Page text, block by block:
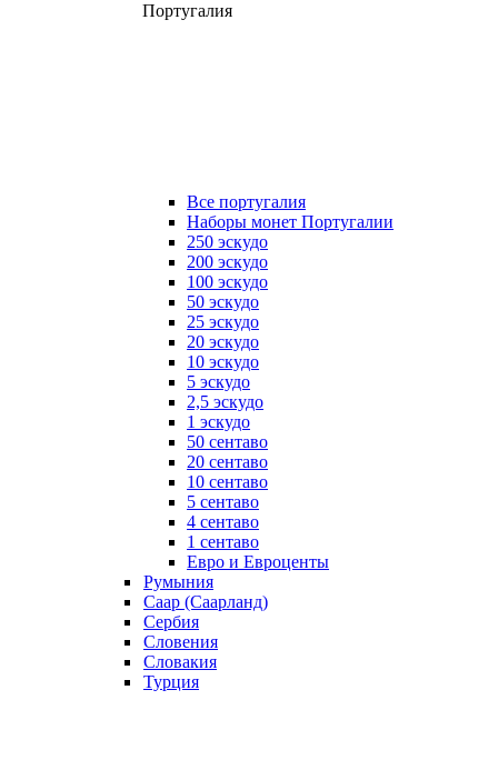
Португалия
Все португалия
Наборы монет Португалии
250 эскудо
200 эскудо
100 эскудо
50 эскудо
25 эскудо
20 эскудо
10 эскудо
5 эскудо
2,5 эскудо
1 эскудо
50 сентаво
20 сентаво
10 сентаво
5 сентаво
4 сентаво
1 сентаво
Евро и Евроценты
Румыния
Саар (Саарланд)
Сербия
Словения
Словакия
Турция